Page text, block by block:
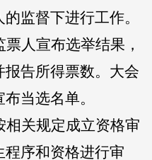
监督下进行工作。
人宣布选举结果，
告所得票数。大会
当选名单。
相关规定成立资格审
序和资格进行审